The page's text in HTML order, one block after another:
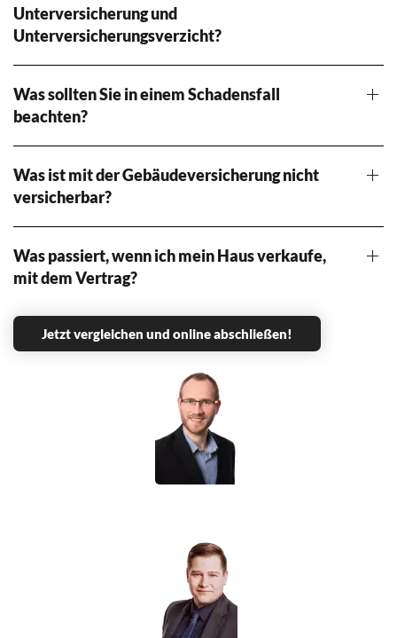
Unterversicherung und
Unterversicherungsverzicht?
Was sollten Sie in einem Schadensfall
beachten?
Was ist mit der Gebäudeversicherung nicht
versicherbar?
Was passiert, wenn ich mein Haus verkaufe,
mit dem Vertrag?
Jetzt vergleichen und online abschließen!